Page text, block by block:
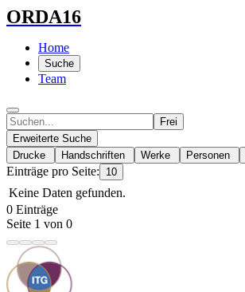
ORDA16
Home
Suche
Team
Frei
Erweiterte Suche
Drucke
Handschriften Werke Personen
Einträge pro Seite: 10
Keine Daten gefunden.
0 Einträge
Seite 1 von 0